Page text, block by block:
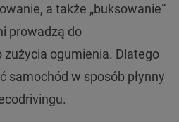
a także „buksowanie”
prowadzą do
ogumienia. Dlatego
samochód w sposób płynny